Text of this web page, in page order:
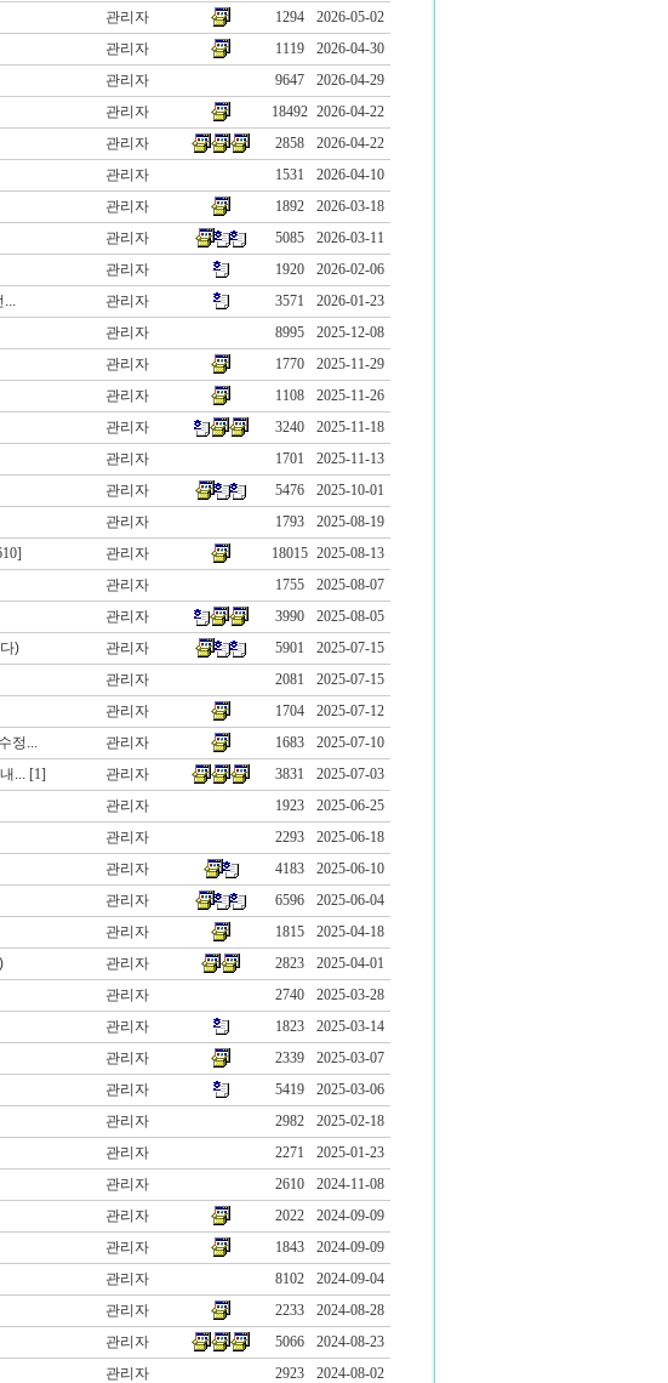
관리자 1294
2026-05-02
관리자 1119
2026-04-30
관리자 9647
2026-04-29
관리자 18492 2026-04-22
관리자 2858
2026-04-22
관리자 1531
2026-04-10
관리자 1892
2026-03-18
관리자 5085
2026-03-11
관리자 1920
2026-02-06
... 관리자 3571
2026-01-23
관리자 8995
2025-12-08
관리자 1770
2025-11-29
관리자 1108
2025-11-26
관리자 3240
2025-11-18
관리자 1701
2025-11-13
관리자 5476
2025-10-01
관리자 1793
2025-08-19
관리자 18015 2025-08-13
관리자 1755
2025-08-07
관리자 3990
2025-08-05
) 관리자 5901
2025-07-15
관리자 2081
2025-07-15
관리자 1704
2025-07-12
정... 관리자 1683
2025-07-10
...[1] 관리자 3831
2025-07-03
관리자 1923
2025-06-25
관리자 2293
2025-06-18
관리자 4183
2025-06-10
관리자 6596
2025-06-04
관리자 1815
2025-04-18
관리자 2823
2025-04-01
관리자 2740
2025-03-28
관리자 1823
2025-03-14
관리자 2339
2025-03-07
관리자 5419
2025-03-06
관리자 2982
2025-02-18
관리자 2271
2025-01-23
관리자 2610
2024-11-08
관리자 2022
2024-09-09
관리자 1843
2024-09-09
관리자 8102
2024-09-04
관리자 2233
2024-08-28
관리자 5066
2024-08-23
관리자 2923
2024-08-02